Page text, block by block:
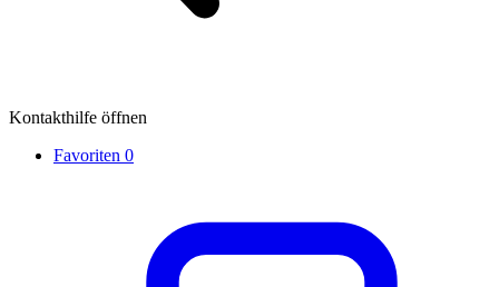
Kontakthilfe öffnen
Favoriten 0